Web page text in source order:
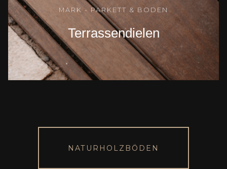
MARK - PARKETT & BODEN
Terrassendielen
NATURHOLZBÖDEN